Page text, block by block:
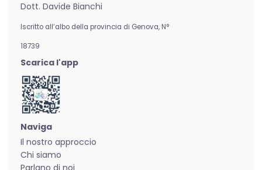
Dott. Davide Bianchi
Iscritto all’albo della provincia di Genova, N°
18739
Scarica l'app
Naviga
Il nostro approccio
Chi siamo
Parlano di noi